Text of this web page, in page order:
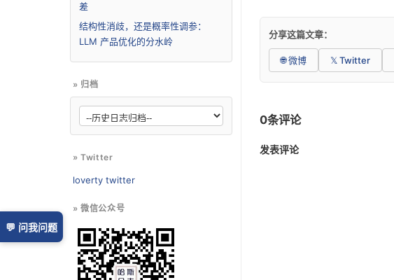
差
结构性消歧，还是概率性调参：
LLM 产品优化的分水岭
» 归档
» Twitter
loverty twitter
» 微信公众号
分享这篇文章：
🌐 微博 𝕏 Twitter
0条评论
发表评论
💬 问我问题